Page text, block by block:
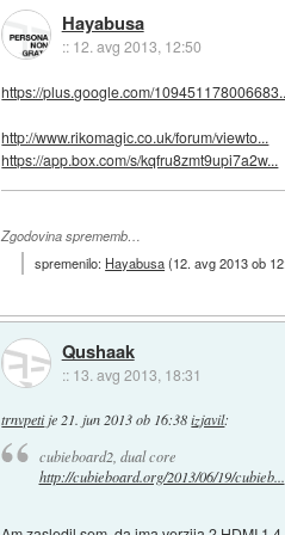
Hayabusa
:: 12. avg 2013, 12:50
https://plus.google.com/
http://www.rikomagic.co.uk/forum/viewto...
https://app.box.com/s/kqfru8zmt9upi7a2w...
Zgodovina sprememb…
spremenilo: Hayabusa(12. avg 2013 ob
Qushaak
:: 13. avg 2013, 18:31
trnvpetije21. jun 2013 ob 16:38 izjavil:
cubieboard2, dual core
http://cubieboard.org/2013/06/19/cubieb...